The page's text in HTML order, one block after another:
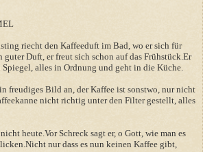
riecht den Kaffeeduft im Bad, wo er sich für
guter Duft, er freut sich schon auf das Frühstück.Er
alles in Ordnung und geht in die Küche.
freudiges Bild an, der Kaffee ist sonstwo, nur nicht
nicht richtig unter den Filter gestellt, alles
heute.Vor Schreck sagt er, o Gott, wie man es
nur dass es nun keinen Kaffee gibt,